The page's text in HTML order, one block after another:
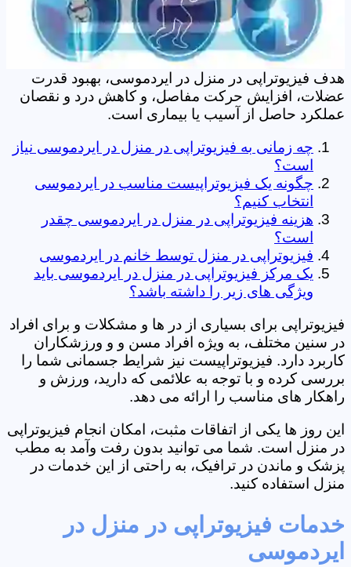
هدف فیزیوتراپی در منزل در ایردموسی، بهبود قدرت
عضلات، افزایش حرکت مفاصل، و کاهش درد و نقصان
عملکرد حاصل از آسیب یا بیماری است.
چه زمانی به فیزیوتراپی در منزل در ایردموسی نیاز
است؟
چگونه یک فیزیوتراپیست مناسب در ایردموسی
انتخاب کنیم؟
هزینه فیزیوتراپی در منزل در ایردموسی چقدر
است؟
فیزیوتراپی در منزل توسط خانم در ایردموسی
یک مرکز فیزیوتراپی در منزل در ایردموسی باید
ویژگی های زیر را داشته باشد؟
فیزیوتراپی برای بسیاری از در ها و مشکلات و برای افراد
در سنین مختلف، به ویژه افراد مسن و و ورزشکاران
کاربرد دارد. فیزیوتراپیست نیز شرایط جسمانی شما را
بررسی کرده و با توجه به علائمی که دارید، ورزش و
راهکار های مناسب را ارائه می دهد.
این روز ها یکی از اتفاقات مثبت، امکان انجام فیزیوتراپی
در منزل است. شما می توانید بدون رفت وآمد به مطب
پزشک و ماندن در ترافیک، به راحتی از این خدمات در
منزل استفاده کنید.
خدمات فیزیوتراپی در منزل در
ایردموسی